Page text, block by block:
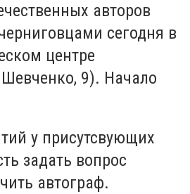
авторов
сегодня в
центре
Шевченко, 9). Начало
у присутсвующих
задать вопрос
автограф.